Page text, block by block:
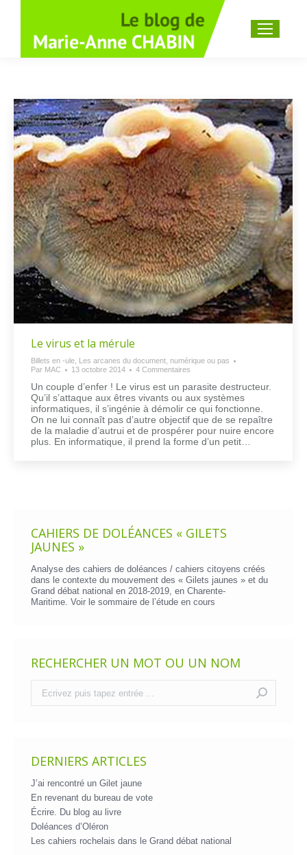
Recherche
Le virus et la mérule
Billets en -ule
Les arcanes du document, numérique ou pas
Par MAC 13 octobre 2014 4 Commentaires
Un couple d’enfer ! Le virus est un parasite destructeur.
Qu’il s’attaque aux êtres vivants ou aux systèmes
informatiques, il s’ingénie à démolir ce qui fonctionne.
On ne lui connaît pas d’autre objectif que de se repaître
de la maladie d’autrui et de prospérer pour nuire encore
plus. En informatique, il prend la forme d’un petit…
CAHIERS DE DOLÉANCES « GILETS
JAUNES »
Analyse des cahiers de doléances / cahiers citoyens créés
dans le contexte du mouvement des « Gilets jaunes » et du
Grand débat national en 2018-2019, en Charente-
Maritime. Voir le sommaire de l’étude en cours
RECHERCHER UN MOT OU UN NOM
DERNIERS ARTICLES
J’ai rencontré un Gilet jaune
En revenant du bureau de vote
Écrire. Du blog au livre
Doléances d’Oléron
Les cahiers rochelais dans le Grand débat national